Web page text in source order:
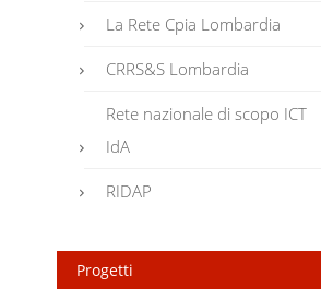
La Rete Cpia Lombardia
CRRS&S Lombardia
Rete nazionale di scopo ICT
IdA
RIDAP
Progetti